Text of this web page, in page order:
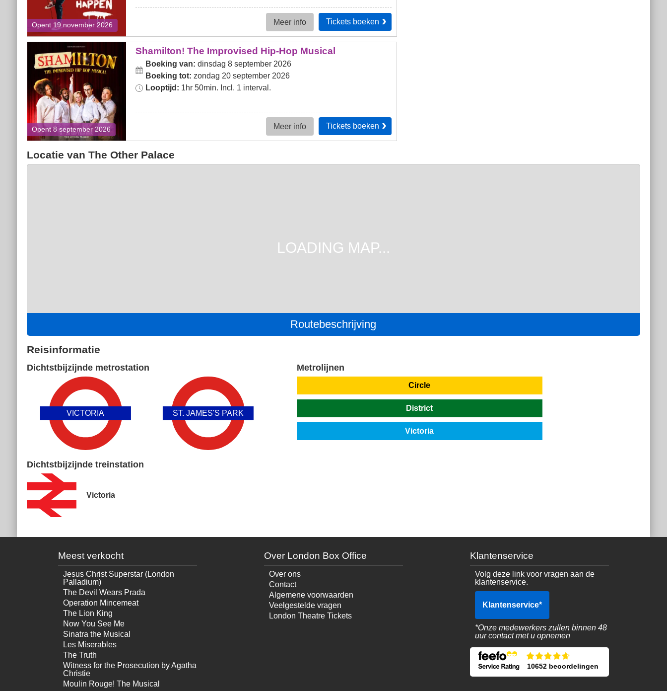
Opent 19 november 2026 Meer info Tickets boeken
Opent 8 september 2026
Shamilton! The Improvised
Hip-Hop Musical
Shamilton! The Improvised Hip-Hop Musical
Boeking van: dinsdag 8 september 2026
Boeking tot: zondag 20 september 2026
Looptijd: 1hr 50min. Incl. 1 interval.
Meer info Tickets boeken
Locatie van The Other Palace
Routebeschrijving
Reisinformatie
Dichtstbijzijnde metrostation
VICTORIA ST. JAMES'S PARK
Dichtstbijzijnde treinstation
Victoria
Metrolijnen
Circle
District
Victoria
Meest verkocht
Jesus Christ Superstar (London
Palladium)
The Devil Wears Prada
Operation Mincemeat
The Lion King
Now You See Me
Sinatra the Musical
Les Miserables
The Truth
Witness for the Prosecution by Agatha
Christie
Moulin Rouge! The Musical
Over London Box Office
Over ons
Contact
Algemene voorwaarden
Veelgestelde vragen
London Theatre Tickets
Klantenservice
Volg deze link voor vragen aan de
klantenservice.
Klantenservice*
*Onze medewerkers zullen binnen 48
uur contact met u opnemen
10652 beoordelingen